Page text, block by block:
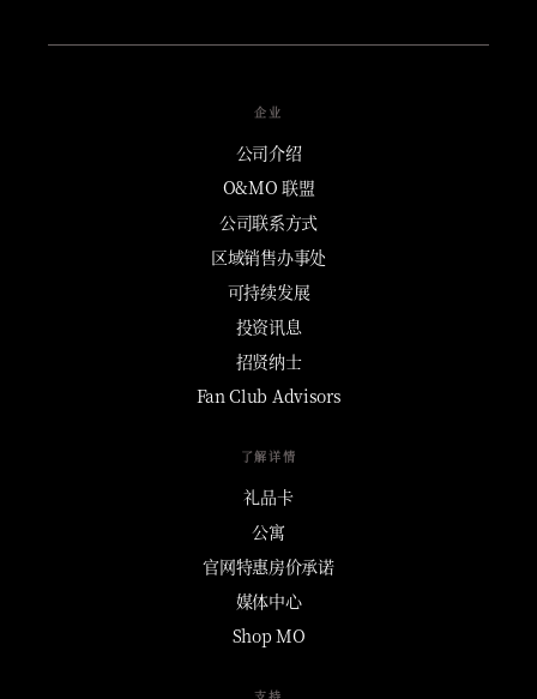
企业
公司介绍
O&MO 联盟
公司联系方式
区域销售办事处
可持续发展
投资讯息
招贤纳士
Fan Club Advisors
了解详情
礼品卡
公寓
官网特惠房价承诺
媒体中心
Shop MO